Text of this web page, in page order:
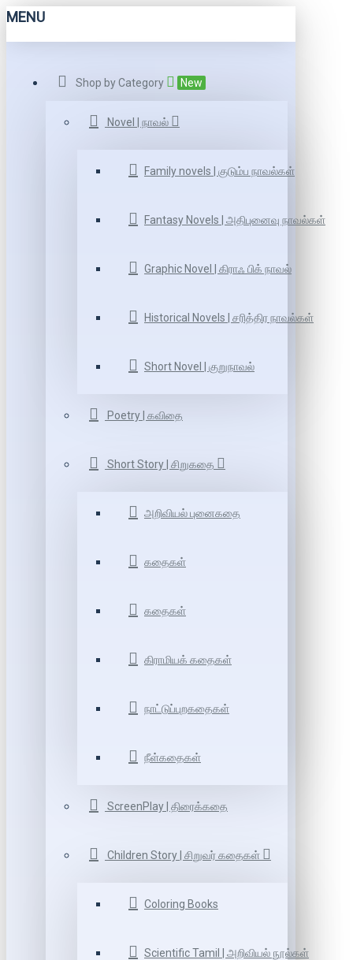
MENU
Shop by Category New
Novel | நாவல்
Family novels | குடும்ப நாவல்கள்
Fantasy Novels | அதிபுனைவு நாவல்கள்
Graphic Novel | கிராஃ பிக் நாவல்
Historical Novels | சரித்திர நாவல்கள்
Short Novel | குறுநாவல்
Poetry | கவிதை
Short Story | சிறுகதை
அறிவியல் புனைகதை
கதைகள்
கதைகள்
கிராமியக் கதைகள்
நாட்டுப்புறகதைகள்
நீள்கதைகள்
ScreenPlay | திரைக்கதை
Children Story | சிறுவர் கதைகள்
Coloring Books
Scientific Tamil | அறிவியல் நூல்கள்